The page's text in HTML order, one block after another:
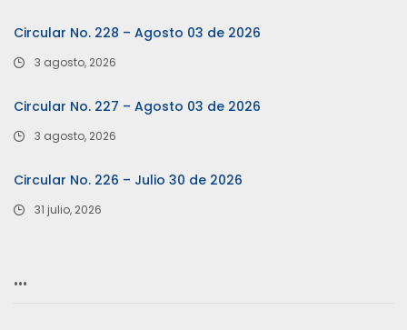
Circular No. 228 – Agosto 03 de 2026
3 agosto, 2026
Circular No. 227 – Agosto 03 de 2026
3 agosto, 2026
Circular No. 226 – Julio 30 de 2026
31 julio, 2026
…